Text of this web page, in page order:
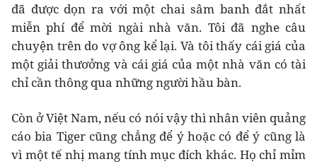
đã được dọn ra với một chai sâm banh đắt nhất
miễn phí để mời ngài nhà văn. Tôi đã nghe câu
chuyện trên do vợ ông kể lại. Và tôi thấy cái giá của
một giải thươởng và cái giá của một nhà văn có tài
chỉ cần thông qua những người hầu bàn.
Còn ở Việt Nam, nếu có nói vậy thì nhân viên quảng
cáo bia Tiger cũng chẳng để ý hoặc có để ý cũng là
vì một tế nhị mang tính mục đích khác. Họ chỉ mỉm